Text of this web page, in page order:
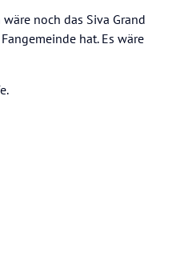
noch das Siva Grand
hat. Es wäre